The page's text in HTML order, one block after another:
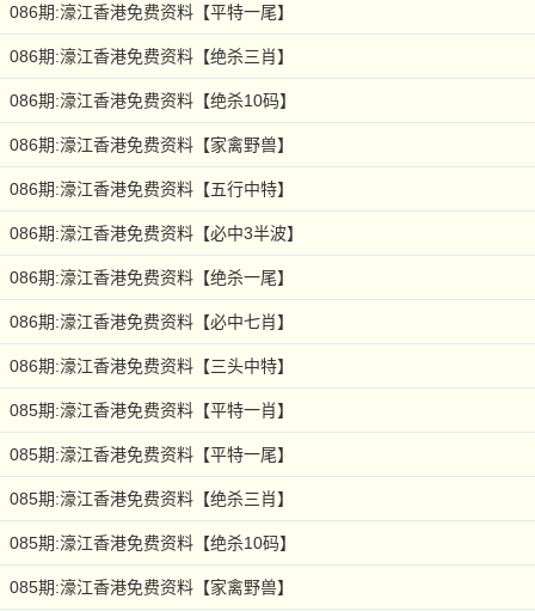
086期:濠江香港免费资料【平特一尾】
086期:濠江香港免费资料【绝杀三肖】
086期:濠江香港免费资料【绝杀10码】
086期:濠江香港免费资料【家禽野兽】
086期:濠江香港免费资料【五行中特】
086期:濠江香港免费资料【必中3半波】
086期:濠江香港免费资料【绝杀一尾】
086期:濠江香港免费资料【必中七肖】
086期:濠江香港免费资料【三头中特】
085期:濠江香港免费资料【平特一肖】
085期:濠江香港免费资料【平特一尾】
085期:濠江香港免费资料【绝杀三肖】
085期:濠江香港免费资料【绝杀10码】
085期:濠江香港免费资料【家禽野兽】